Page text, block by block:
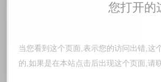
您打开的
当您看到这个页面,表示您的访问出错,这
的,如果是在本站点击后出现这个页面,请